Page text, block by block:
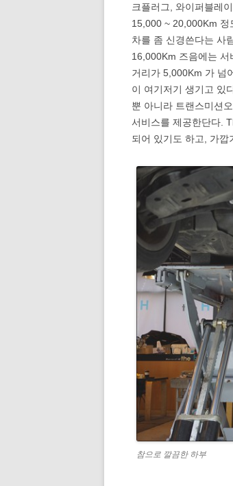
크플러그, 와이퍼블레
15,000 ~ 20,000Km 정
차를 좀 신경쓴다는 사
16,000Km 즈음에는
거리가 5,000Km 가 넘
이 여기저기 생기고 있
뿐 아니라 트랜스미션
서비스를 제공한단다.
되어 있기도 하고, 가깝
참으로 깔끔한 하부